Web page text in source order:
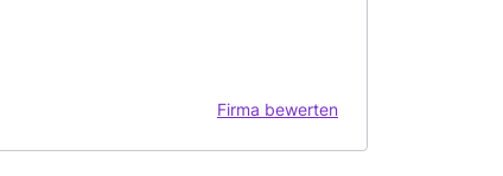
Firma bewerten